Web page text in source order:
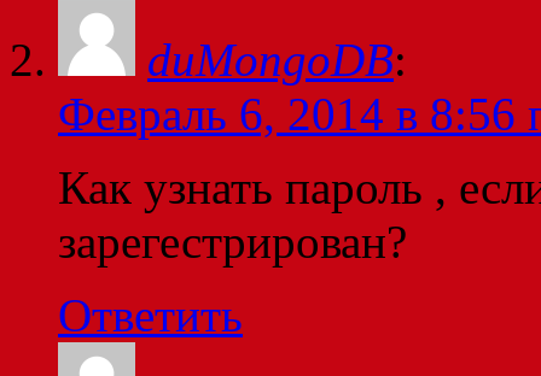
duMongoDB:
Февраль 6, 2014 в 8:56
Как узнать пароль ,
зарегестрирован?
Ответить